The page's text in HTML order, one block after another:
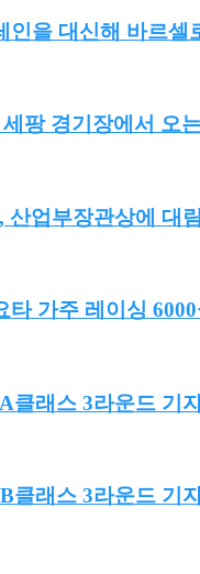
인을 대신해 바르
팡 경기장에서 오
산업부장관상에 대
타 가주 레이싱
클래스 3라운드 기
클래스 3라운드 기